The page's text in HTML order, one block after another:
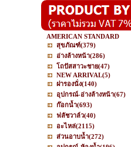
AMERICAN STANDARD
สุขภัณฑ์(379)
อ่างล้างหน้า(286)
โถปัสสาวะชาย(47)
NEW ARRIVAL(5)
ฝารองนั่ง(140)
อุปกรณ์-อ่างล้างหน้า(67)
ก๊อกน้ำ(693)
ฟลัชวาล์ว(40)
อะไหล่(2115)
ส่วนอาบน้ำ(272)